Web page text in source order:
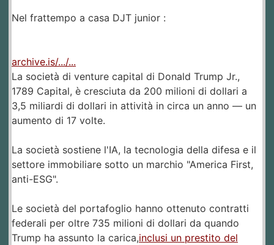
Nel frattempo a casa DJT junior :
archive.is/.../...
La società di venture capital di Donald Trump Jr.,
1789 Capital, è cresciuta da 200 milioni di dollari a
3,5 miliardi di dollari in attività in circa un anno — un
aumento di 17 volte.
La società sostiene l'IA, la tecnologia della difesa e il
settore immobiliare sotto un marchio "America First,
anti-ESG".
Le società del portafoglio hanno ottenuto contratti
federali per oltre 735 milioni di dollari da quando
Trump ha assunto la carica,inclusi un prestito del